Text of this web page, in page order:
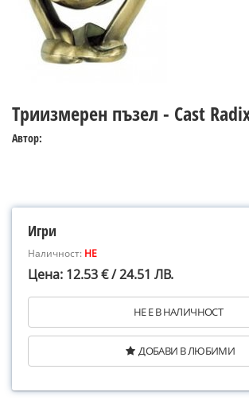
Триизмерен пъзел - Cast
Автор:
Игри
Наличност: НЕ
Цена: 12.53 € / 24.51 ЛВ.
НЕ Е В НАЛИЧНОСТ
ДОБАВИ В ЛЮБИМИ